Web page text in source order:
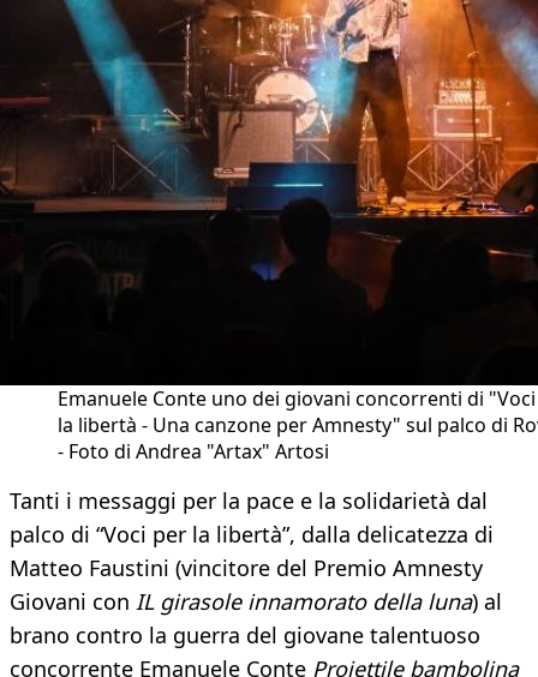
Emanuele Conte uno dei giovani concorrenti di
la libertà - Una canzone per Amnesty" sul palco di
- Foto di Andrea "Artax" Artosi
Tanti i messaggi per la pace e la solidarietà dal
palco di “Voci per la libertà”, dalla delicatezza di
Matteo Faustini (vincitore del Premio Amnesty
Giovani con IL girasole innamorato della luna) al
brano contro la guerra del giovane talentuoso
concorrente Emanuele Conte Proiettile bambolina